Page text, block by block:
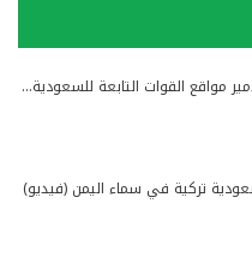
مواقع القوات التابعة للسعودية…
تركية في سماء اليمن (فيديو)